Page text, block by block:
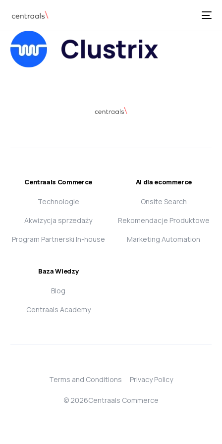
Centraals Commerce
Technologie
Akwizycja sprzedaży
Program Partnerski In-house
AI dla ecommerce
Onsite Search
Rekomendacje Produktowe
Marketing Automation
Baza Wiedzy
Blog
Centraals Academy
© 2026Centraals Commerce
Terms and Conditions Privacy Policy